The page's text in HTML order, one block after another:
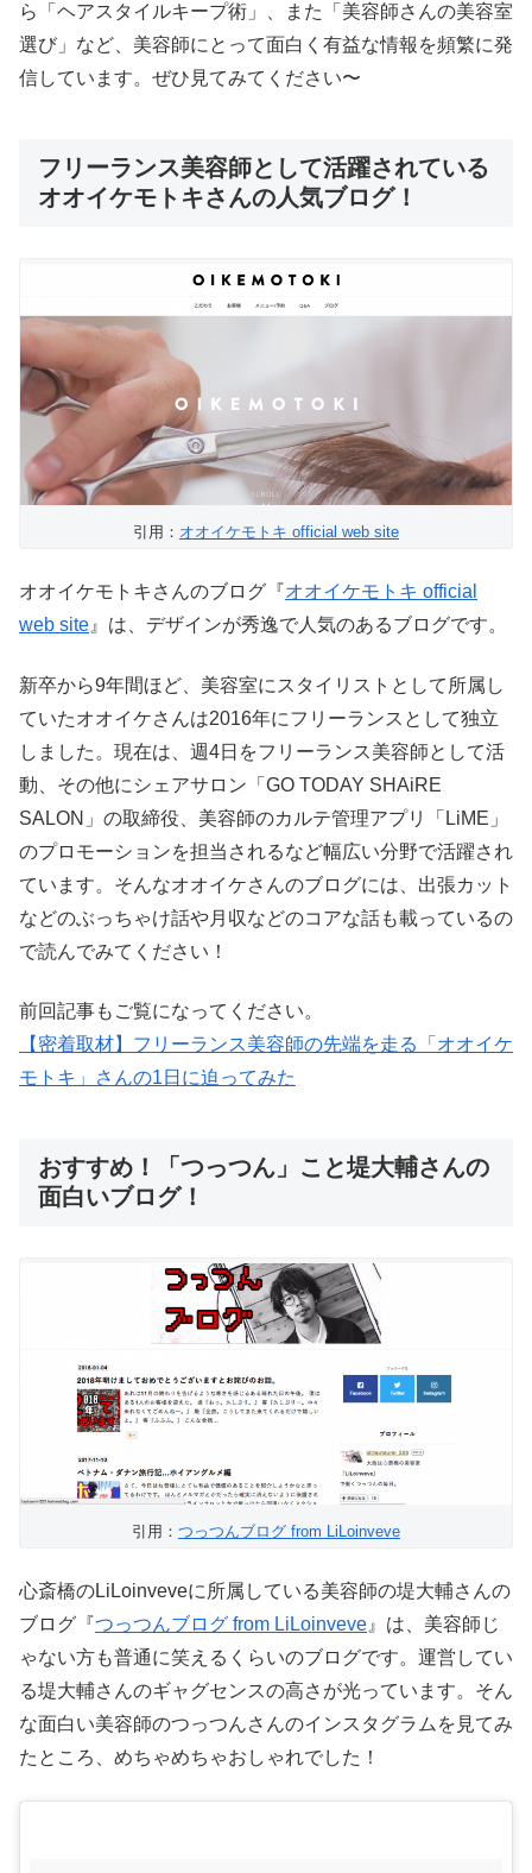
ら「ヘアスタイルキープ術」、また「美容師さんの美容室
選び」など、美容師にとって面白く有益な情報を頻繁に発
信しています。ぜひ見てみてください〜
フリーランス美容師として活躍されている
オオイケモトキさんの人気ブログ！
引用： オオイケモトキ official web site
オオイケモトキさんのブログ『オオイケモトキ official
web site 』は、デザインが秀逸で人気のあるブログです。
新卒から9年間ほど、美容室にスタイリストとして所属し
ていたオオイケさんは2016年にフリーランスとして独立
しました。現在は、週4日をフリーランス美容師として活
動、その他にシェアサロン「GO TODAY SHAiRE
SALON」の取締役、美容師のカルテ管理アプリ「LiME」
のプロモーションを担当されるなど幅広い分野で活躍され
ています。そんなオオイケさんのブログには、出張カット
などのぶっちゃけ話や月収などのコアな話も載っているの
で読んでみてください！
前回記事もご覧になってください。
【密着取材】フリーランス美容師の先端を走る「オオイケ
モトキ」さんの1日に迫ってみた
おすすめ！「つっつん」こと堤大輔さんの
面白いブログ！
引用： つっつんブログ from LiLoinveve
心斎橋のLiLoinveveに所属している美容師の堤大輔さんの
ブログ『つっつんブログ from LiLoinveve 』は、美容師じ
ゃない方も普通に笑えるくらいのブログです。運営してい
る堤大輔さんのギャグセンスの高さが光っています。そん
な面白い美容師のつっつんさんのインスタグラムを見てみ
たところ、めちゃめちゃおしゃれでした！